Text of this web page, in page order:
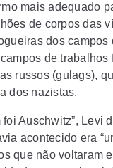
mais adequado
de corpos das
dos campos
de trabalhos
russos (gulags),
dos nazistas.
foi Auschwitz”, Levi
acontecido era
que não voltaram